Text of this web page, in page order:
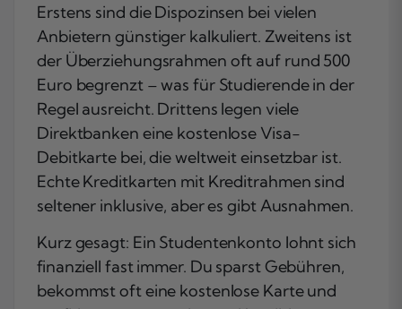
Erstens sind die Dispozinsen bei vielen
Anbietern günstiger kalkuliert. Zweitens ist
der Überziehungsrahmen oft auf rund 500
Euro begrenzt – was für Studierende in der
Regel ausreicht. Drittens legen viele
Direktbanken eine kostenlose Visa-
Debitkarte bei, die weltweit einsetzbar ist.
Echte Kreditkarten mit Kreditrahmen sind
seltener inklusive, aber es gibt Ausnahmen.
Kurz gesagt: Ein Studentenkonto lohnt sich
finanziell fast immer. Du sparst Gebühren,
bekommst oft eine kostenlose Karte und